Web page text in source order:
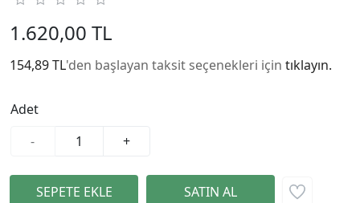
1.620,00 TL
154,89 TL'den başlayan taksit seçenekleri için tıklayın.
Adet
-
+